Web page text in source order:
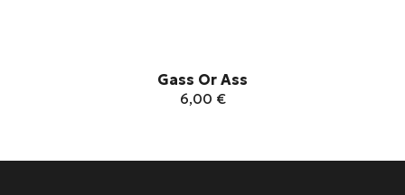
Gass Or Ass
6,00 €